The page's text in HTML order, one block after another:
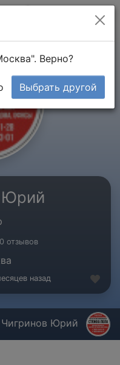
Юрий
0 отзывов
назад
Чигринов Юрий
Верно?
Выбрать другой